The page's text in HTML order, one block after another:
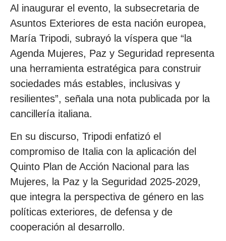
Al inaugurar el evento, la subsecretaria de
Asuntos Exteriores de esta nación europea,
María Tripodi, subrayó la víspera que “la
Agenda Mujeres, Paz y Seguridad representa
una herramienta estratégica para construir
sociedades más estables, inclusivas y
resilientes”, señala una nota publicada por la
cancillería italiana.
En su discurso, Tripodi enfatizó el
compromiso de Italia con la aplicación del
Quinto Plan de Acción Nacional para las
Mujeres, la Paz y la Seguridad 2025-2029,
que integra la perspectiva de género en las
políticas exteriores, de defensa y de
cooperación al desarrollo.